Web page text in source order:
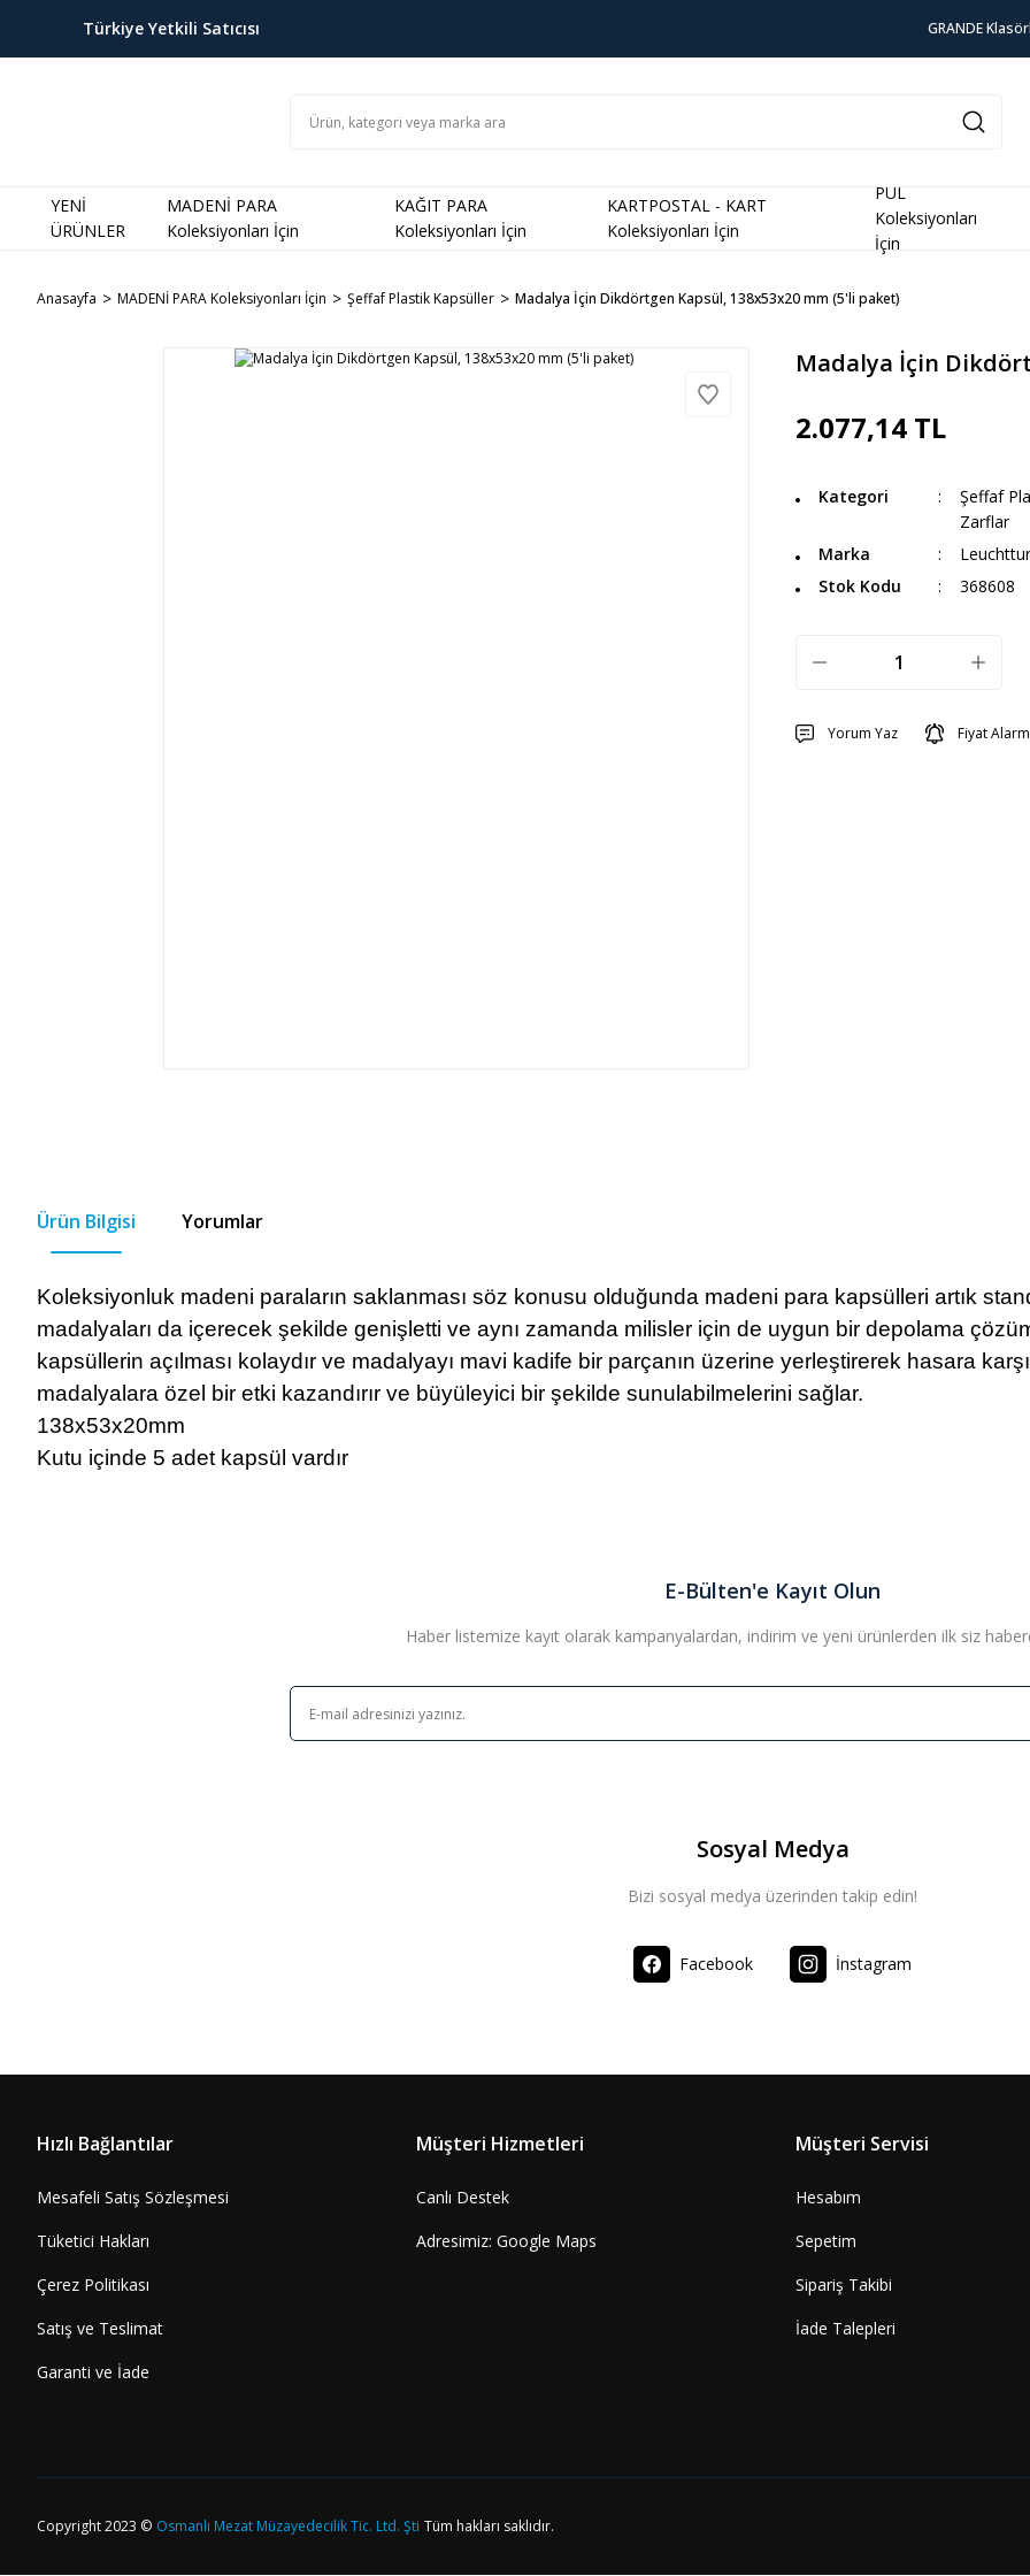
Türkiye Yetkili Satıcısı GRANDE
YENİ
ÜRÜNLER
MADENİ PARA
Koleksiyonları İçin
KAĞIT PARA
Koleksiyonları İçin
KARTPOSTAL - KART
Koleksiyonları İçin
PUL
Koleksiyonları
İçin
Anasayfa MADENİ PARA Koleksiyonları İçin Şeffaf Plastik Kapsüller Madalya İçin Dikdörtgen Kapsül, 138x53x20 mm (5'li paket)
Madalya İçin
2.077,14 TL
Kategori Şeffaf
Zarflar
Marka
Stok Kodu
368608
Yorum Yaz Fiyat
Ürün Bilgisi Yorumlar
Koleksiyonluk madeni paraların saklanması söz konusu olduğunda madeni para kapsülleri artık
madalyaları da içerecek şekilde genişletti ve aynı zamanda milisler için de uygun bir depolama
kapsüllerin açılması kolaydır ve madalyayı mavi kadife bir parçanın üzerine yerleştirerek hasara
madalyalara özel bir etki kazandırır ve büyüleyici bir şekilde sunulabilmelerini sağlar.
138x53x20mm
Kutu içinde 5 adet kapsül vardır
Yorum Yaz
E-Bülten'e Kayıt Olun
Haber listemize kayıt olarak kampanyalardan, indirim ve yeni ürünlerden ilk siz
Sosyal Medya
Bizi sosyal medya üzerinden takip edin!
Facebook İnstagram
Hızlı Bağlantılar
Mesafeli Satış Sözleşmesi
Tüketici Hakları
Çerez Politikası
Satış ve Teslimat
Garanti ve İade
Müşteri Hizmetleri
Canlı Destek
Adresimiz: Google Maps
Müşteri Servisi
Hesabım
Sepetim
Sipariş Takibi
İade Talepleri
Copyright 2023 © Osmanlı Mezat Müzayedecilik Tic. Ltd. Şti Tüm hakları saklıdır.